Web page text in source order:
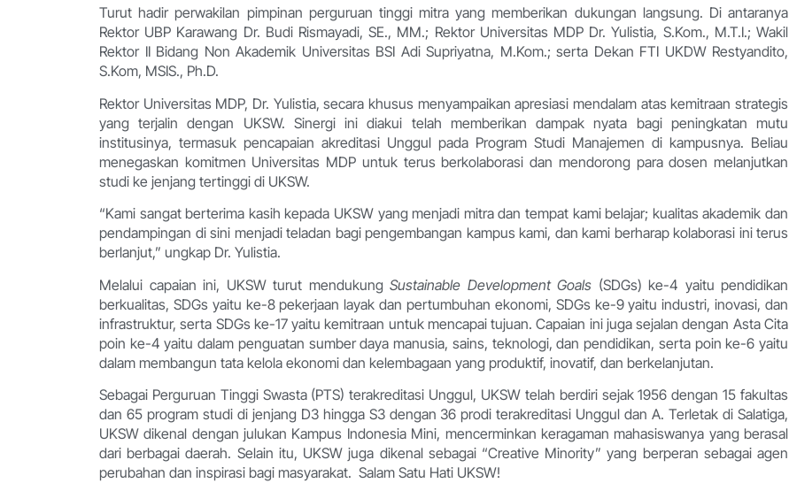
Turut hadir perwakilan pimpinan perguruan tinggi mitra yang memberikan dukungan langsung. Di antaranya
Rektor UBP Karawang Dr. Budi Rismayadi, SE., MM.; Rektor Universitas MDP Dr. Yulistia, S.Kom., M.T.I.; Wakil
Rektor II Bidang Non Akademik Universitas BSI Adi Supriyatna, M.Kom.; serta Dekan FTI UKDW Restyandito,
S.Kom, MSIS., Ph.D.
Rektor Universitas MDP, Dr. Yulistia, secara khusus menyampaikan apresiasi mendalam atas kemitraan strategis
yang terjalin dengan UKSW. Sinergi ini diakui telah memberikan dampak nyata bagi peningkatan mutu
institusinya, termasuk pencapaian akreditasi Unggul pada Program Studi Manajemen di kampusnya. Beliau
menegaskan komitmen Universitas MDP untuk terus berkolaborasi dan mendorong para dosen melanjutkan
studi ke jenjang tertinggi di UKSW.
“Kami sangat berterima kasih kepada UKSW yang menjadi mitra dan tempat kami belajar; kualitas akademik dan
pendampingan di sini menjadi teladan bagi pengembangan kampus kami, dan kami berharap kolaborasi ini terus
berlanjut,” ungkap Dr. Yulistia.
Melalui capaian ini, UKSW turut mendukung Sustainable Development Goals (SDGs) ke-4 yaitu pendidikan
berkualitas, SDGs yaitu ke-8 pekerjaan layak dan pertumbuhan ekonomi, SDGs ke-9 yaitu industri, inovasi, dan
infrastruktur, serta SDGs ke-17 yaitu kemitraan untuk mencapai tujuan. Capaian ini juga sejalan dengan Asta Cita
poin ke-4 yaitu dalam penguatan sumber daya manusia, sains, teknologi, dan pendidikan, serta poin ke-6 yaitu
dalam membangun tata kelola ekonomi dan kelembagaan yang produktif, inovatif, dan berkelanjutan.
Sebagai Perguruan Tinggi Swasta (PTS) terakreditasi Unggul, UKSW telah berdiri sejak 1956 dengan 15 fakultas
dan 65 program studi di jenjang D3 hingga S3 dengan 36 prodi terakreditasi Unggul dan A. Terletak di Salatiga,
UKSW dikenal dengan julukan Kampus Indonesia Mini, mencerminkan keragaman mahasiswanya yang berasal
dari berbagai daerah. Selain itu, UKSW juga dikenal sebagai “Creative Minority” yang berperan sebagai agen
perubahan dan inspirasi bagi masyarakat. Salam Satu Hati UKSW!